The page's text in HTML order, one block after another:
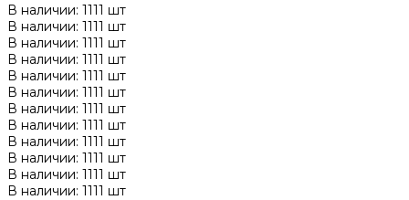
В наличии: 1111 шт
В наличии: 1111 шт
В наличии: 1111 шт
В наличии: 1111 шт
В наличии: 1111 шт
В наличии: 1111 шт
В наличии: 1111 шт
В наличии: 1111 шт
В наличии: 1111 шт
В наличии: 1111 шт
В наличии: 1111 шт
В наличии: 1111 шт